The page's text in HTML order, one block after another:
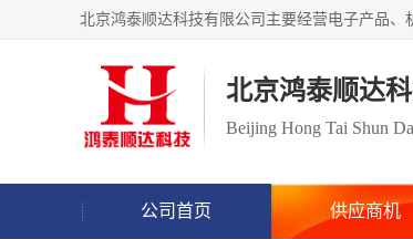
北京鸿泰顺达
Beijing Hong Tai Shun
公司首页 供应商机